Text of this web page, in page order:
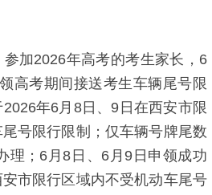
加2026年高考的考生家长，6
高考期间接送考生车辆尾号限
年6月8日、9日在西安市限
号限行限制；仅车辆号牌尾数
理；6月8日、6月9日申领成功
市限行区域内不受机动车尾号